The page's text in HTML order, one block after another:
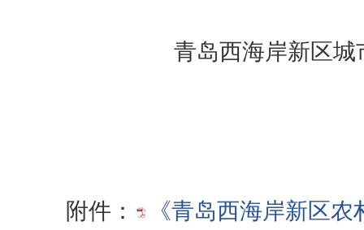
青岛西海岸新区城市管
附件：
《青岛西海岸新区